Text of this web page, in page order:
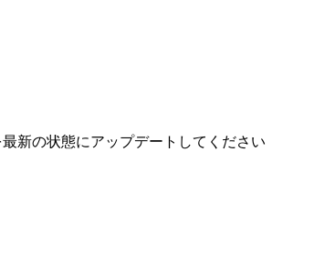
新の状態にアップデートしてください